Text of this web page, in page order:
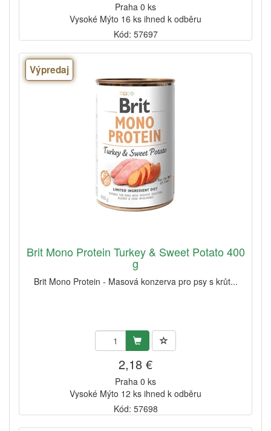
Praha 0 ks
Vysoké Mýto 16 ks ihned k odběru
Kód: 57697
Výpredaj
Brit Mono Protein Turkey & Sweet Potato 400
g
Brit Mono Protein - Masová konzerva pro psy s krůt...
2,18 €
Praha 0 ks
Vysoké Mýto 12 ks ihned k odběru
Kód: 57698